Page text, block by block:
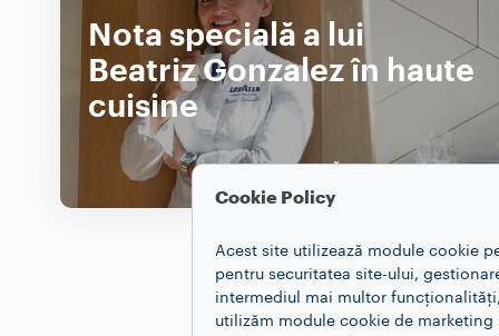
Nota specială a lui
Beatriz Gonzalez în haute
cuisine
Cookie Policy
Acest site utilizează module cookie
pentru securitatea site-ului,
intermediul mai multor
utilizăm module cookie de